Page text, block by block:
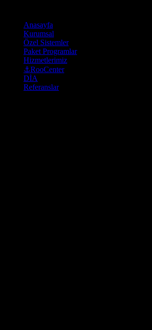
Anasayfa
Kurumsal
Özel Sistemler
Paket Programlar
Hizmetlerimiz
⚓RooCenter
DİA
Referanslar